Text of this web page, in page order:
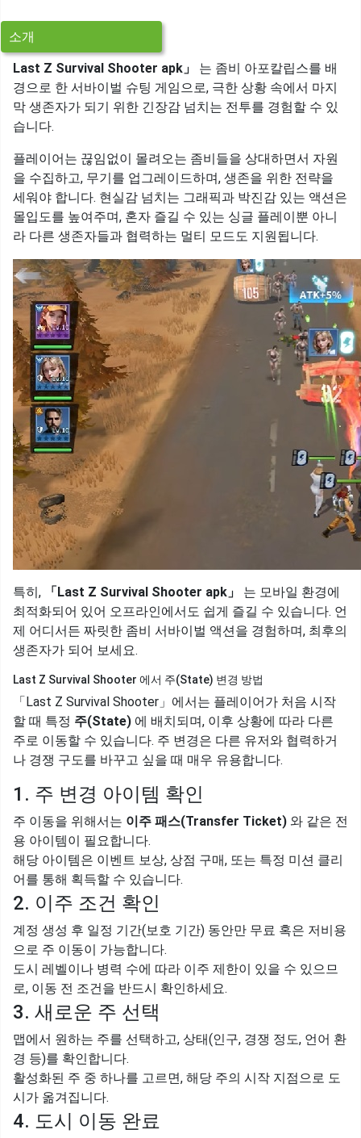
소개
Last Z Survival Shooter apk」
는 좀비 아포칼립스를 배
경으로 한 서바이벌 슈팅 게임으로, 극한 상황 속에서 마지
막 생존자가 되기 위한 긴장감 넘치는 전투를 경험할 수 있
습니다.
플레이어는 끊임없이 몰려오는 좀비들을 상대하면서 자원
을 수집하고, 무기를 업그레이드하며, 생존을 위한 전략을
세워야 합니다. 현실감 넘치는 그래픽과 박진감 있는 액션은
몰입도를 높여주며, 혼자 즐길 수 있는 싱글 플레이뿐 아니
라 다른 생존자들과 협력하는 멀티 모드도 지원됩니다.
특히, 「Last Z Survival Shooter apk」
는 모바일 환경에
최적화되어 있어 오프라인에서도 쉽게 즐길 수 있습니다. 언
제 어디서든 짜릿한 좀비 서바이벌 액션을 경험하며, 최후의
생존자가 되어 보세요.
Last Z Survival Shooter 에서 주(State) 변경 방법
「Last Z Survival Shooter」에서는 플레이어가 처음 시작
할 때 특정 주(State) 에 배치되며, 이후 상황에 따라 다른
주로 이동할 수 있습니다. 주 변경은 다른 유저와 협력하거
나 경쟁 구도를 바꾸고 싶을 때 매우 유용합니다.
1. 주 변경 아이템 확인
주 이동을 위해서는 이주 패스(Transfer Ticket) 와 같은 전
용 아이템이 필요합니다.
해당 아이템은 이벤트 보상, 상점 구매, 또는 특정 미션 클리
어를 통해 획득할 수 있습니다.
2. 이주 조건 확인
계정 생성 후 일정 기간(보호 기간) 동안만 무료 혹은 저비용
으로 주 이동이 가능합니다.
도시 레벨이나 병력 수에 따라 이주 제한이 있을 수 있으므
로, 이동 전 조건을 반드시 확인하세요.
3. 새로운 주 선택
맵에서 원하는 주를 선택하고, 상태(인구, 경쟁 정도, 언어 환
경 등)를 확인합니다.
활성화된 주 중 하나를 고르면, 해당 주의 시작 지점으로 도
시가 옮겨집니다.
4. 도시 이동 완료